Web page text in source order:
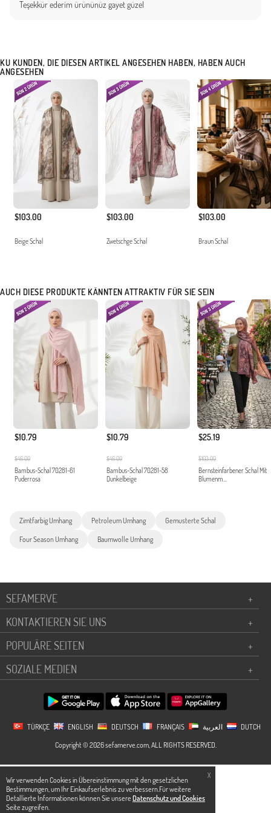
X
Wir verwenden Cookies in Übereinstimmung mit den gesetzlichen
Bestimmungen, um Ihr Einkaufserlebnis zu verbessern.Für weitere
Detallierte Informationen können Sie unsere Datenschutz und Cookies
Seite zugreifen.
Teşekkür ederim ürününüz gayet güzel
KU KUNDEN, DIE DIESEN ARTIKEL ANGESEHEN HABEN, HABEN AUCH
ANGESEHEN
$103.00
Beige Schal
$103.00
Zwetschge Schal
$103.00
Braun Schal
AUCH DIESE PRODUKTE KÄNNTEN ATTRAKTIV FÜR SIE SEIN
$10.79
$46.00
Bambus-Schal 70281-61
Puderrosa
$10.79
$46.00
Bambus-Schal 70281-58
Dunkelbeige
$25.19
$103.00
Bernsteinfarbener Schal Mit
Blumenm...
Zimtfarbig Umhang Petroleum Umhang Gemusterte Schal
Four Season Umhang Baumwolle Umhang
SEFAMERVE
+
KONTAKTIEREN SIE UNS
+
POPULÄRE SEITEN
+
SOZIALE MEDIEN
+
TÜRKÇE ENGLISH DEUTSCH FRANÇAIS
DUTCH
Copyright © 2026 sefamerve.com, ALL RIGHTS RESERVED.